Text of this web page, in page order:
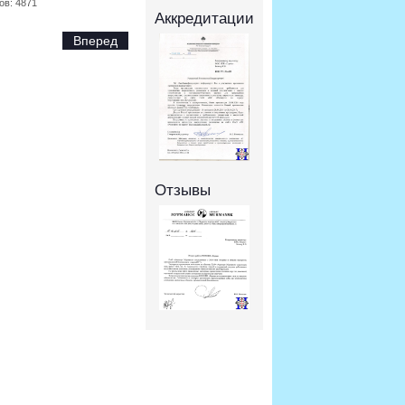
4871
Вперед
Аккредитации
Отзывы